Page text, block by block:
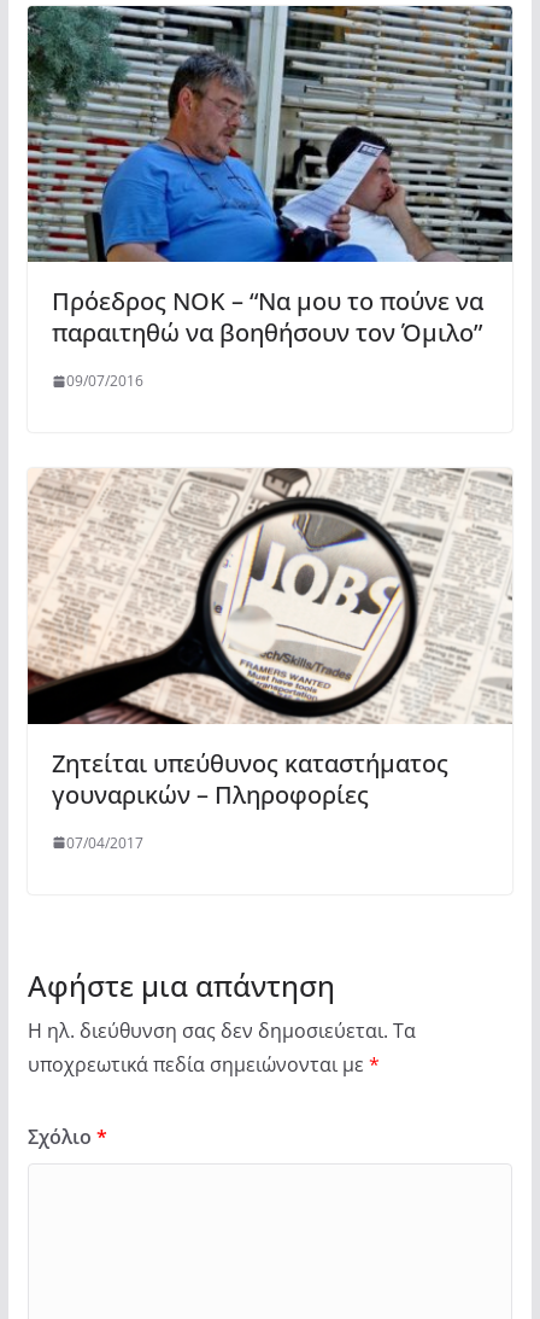
Πρόεδρος ΝΟΚ – “Να μου το πούνε να
παραιτηθώ να βοηθήσουν τον Όμιλο”
09/07/2016
Ζητείται υπεύθυνος καταστήματος
γουναρικών – Πληροφορίες
07/04/2017
Αφήστε μια απάντηση
Η ηλ. διεύθυνση σας δεν δημοσιεύεται. Τα
υποχρεωτικά πεδία σημειώνονται με *
Σχόλιο *